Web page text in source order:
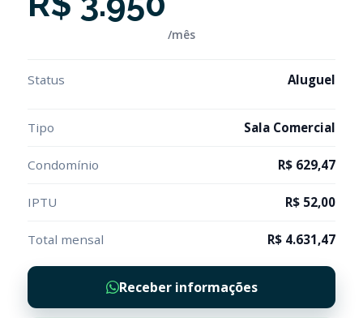
/mês
Status Aluguel
Tipo Sala Comercial
Condomínio R$ 629,47
IPTU R$ 52,00
Total mensal R$ 4.631,47
Receber informações